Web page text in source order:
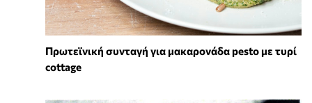
Πρωτεϊνική συνταγή για μακαρονάδα pesto με τυρί
cottage